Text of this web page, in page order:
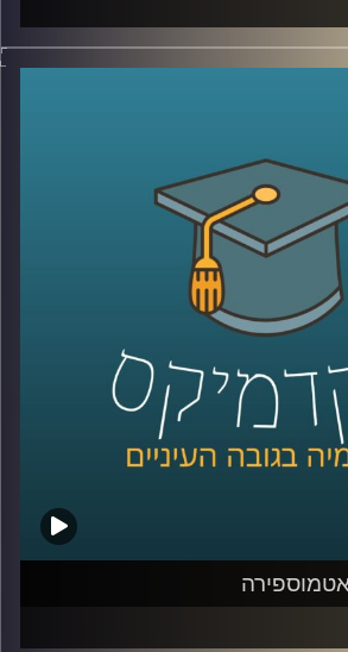
הוציאה לאור את ספרה "מחול
ה-2000. כרקדנית וכוריאוגרפית לשעבר,
מחול בהווה, צברה רות
ההשראה הראשונים, על
שחיפשו את שפתו של
על העליות לארץ ישראל
מגלי היצירה האירופית
מה שהתגבש ונמחק, התעצב
מתוך שניים על תקומתה
הבעה והכל על הבמה
האתוס.